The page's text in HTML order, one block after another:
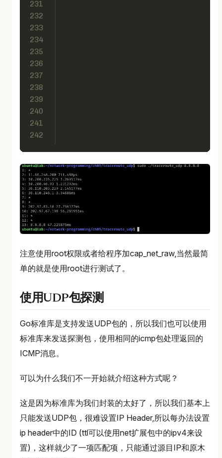
231
232
233
234
235
236
237
238
239
240
241
242
注意使用root权限或者给程序加cap_net_raw,当然最简
单的就是使用root进行测试了。
使用UDP包探测
Go标准库是支持发送UDP包的，所以我们也可以使用
标准库来发送探测包，使用相同的icmp包处理返回的
ICMP消息。
可以为什么我们不一开始就介绍这种方式呢？
这是因为标准库为我们封装的太好了，所以我们基本上
只能发送UDP包，很难设置IP Header,所以每办法设置
ip header中的ID (ttl可以使用net扩展包中的ipv4来设
置)，这样就少了一项匹配项，只能通过源目IP和原木